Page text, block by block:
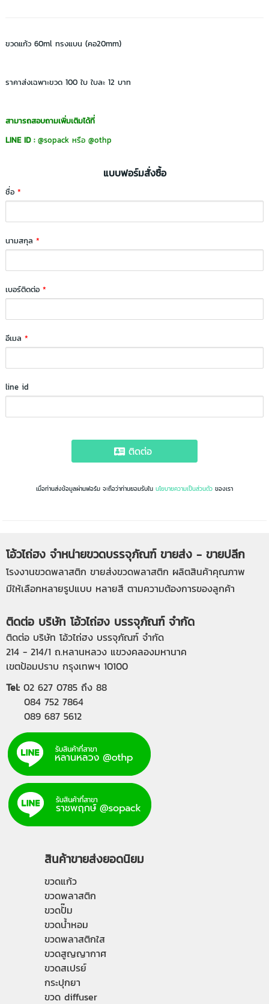
ขวดแก้ว 60ml ทรงแบน (คอ20mm)
ราคาส่งเฉพาะขวด 100 ใบ ใบละ 12 บาท
สามารถสอบถามเพิ่มเติมได้ที่
LINE ID : @sopack หรือ@othp
แบบฟอร์มสั่งซื้อ
ชื่อ*
นามสกุล*
เบอร์ติดต่อ*
อีเมล*
line id
ติดต่อ
เมื่อท่านส่งข้อมูลผ่านฟอร์ม จะถือว่าท่านยอมรับใน นโยบายความเป็นส่วนตัว ของเรา
โอ้วไถ่ฮง จำหน่ายขวดบรรจุภัณฑ์ ขายส่ง - ขายปลีก
โรงงานขวดพลาสติก ขายส่งขวดพลาสติก ผลิตสินค้าคุณภาพ
มีให้เลือกหลายรูปแบบ หลายสี ตามความต้องการของลูกค้า
ติดต่อ บริษัท โอ้วไถ่ฮง บรรจุภัณฑ์ จำกัด
ติดต่อ บริษัท โอ้วไถ่ฮง บรรจุภัณฑ์ จำกัด
214 - 214/1 ถ.หลานหลวง แขวงคลองมหานาค
เขตป้อมปราบ กรุงเทพฯ 10100
Tel: 02 627 0785 ถึง 88
084 752 7864
089 687 5612
สินค้าขายส่งยอดนิยม
ขวดแก้ว
ขวดพลาสติก
ขวดปั๊ม
ขวดน้ำหอม
ขวดพลาสติกใส
ขวดสูญญากาศ
ขวดสเปรย์
กระปุกยา
ขวด diffuser